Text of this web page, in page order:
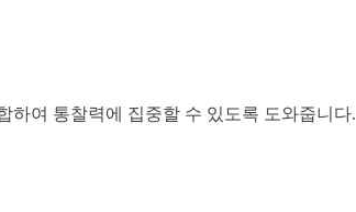
하여 통찰력에 집중할 수 있도록 도와줍니다.